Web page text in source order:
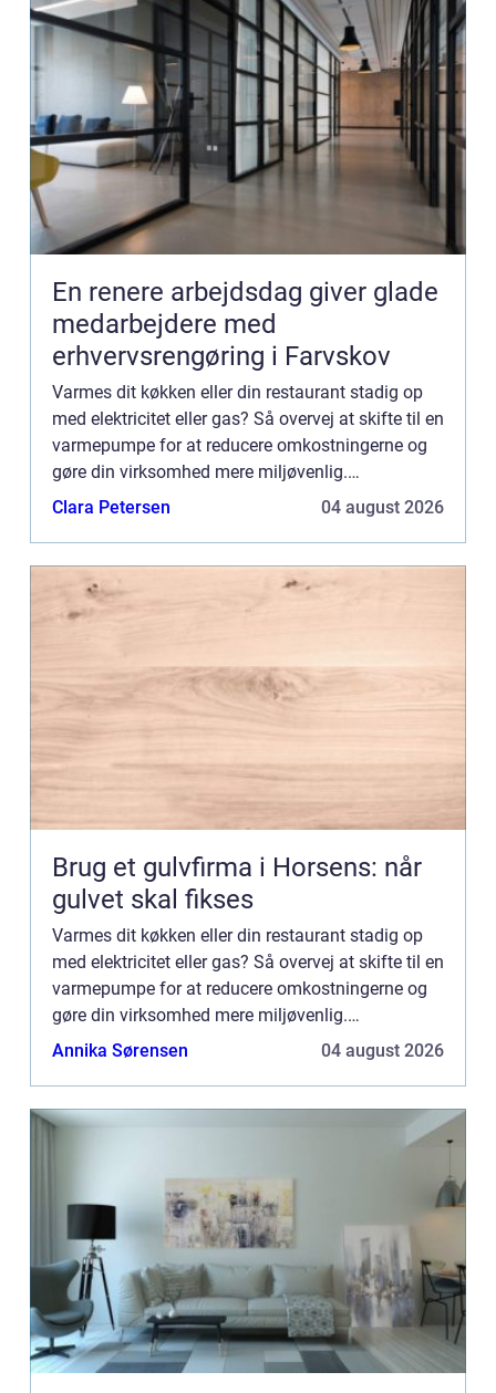
En renere arbejdsdag giver glade
medarbejdere med
erhvervsrengøring i Farvskov
Varmes dit køkken eller din restaurant stadig op
med elektricitet eller gas? Så overvej at skifte til en
varmepumpe for at reducere omkostningerne og
gøre din virksomhed mere miljøvenlig.
Varmepumper har været på markedet i årtier, men
Clara Petersen 04 august 2026
Brug et gulvfirma i Horsens: når
gulvet skal fikses
Varmes dit køkken eller din restaurant stadig op
med elektricitet eller gas? Så overvej at skifte til en
varmepumpe for at reducere omkostningerne og
gøre din virksomhed mere miljøvenlig.
Varmepumper har været på markedet i årtier, men
Annika Sørensen 04 august 2026